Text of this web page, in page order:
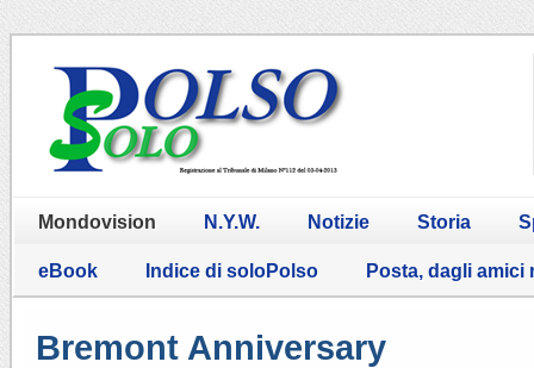
Mondovision N.Y.W. Notizie Storia
eBook Indice di soloPolso Posta, dagli amici
Bremont Anniversary